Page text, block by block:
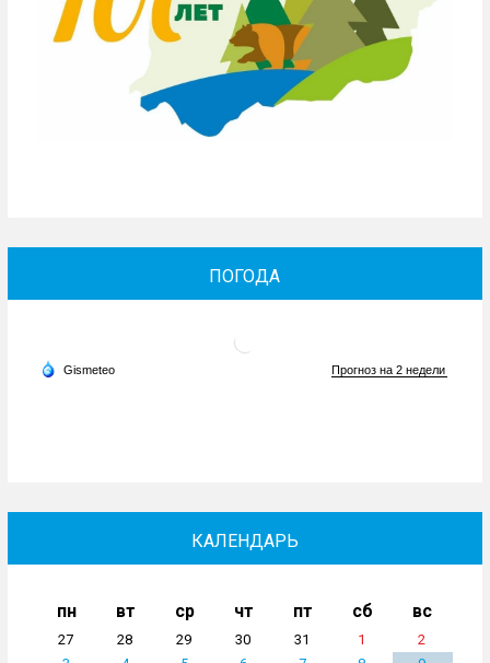
ПОГОДА
КАЛЕНДАРЬ
пн вт ср чт пт сб вс
27 28 29 30 31 1
2